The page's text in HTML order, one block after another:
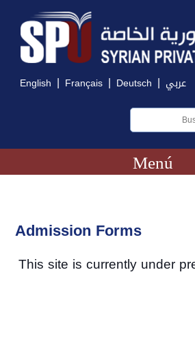
English | Français | Deutsch | عربي
Menú
Admission Forms
This site is currently under